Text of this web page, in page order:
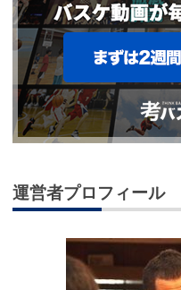
運営者プロフィール